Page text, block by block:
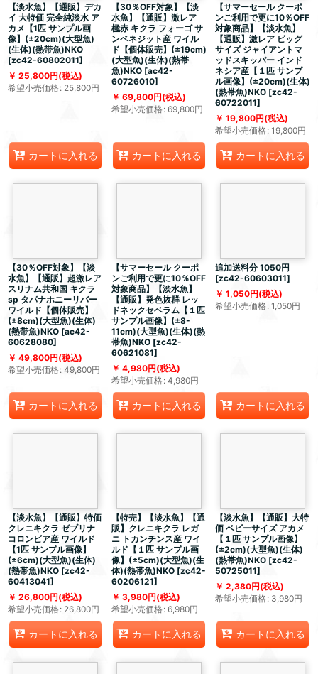
【淡水魚】【通販】デカ
イ 大特価 完全純淡水 ア
カメ【1匹 サンプル画
像】(±20cm)(大型魚)
(生体)(熱帯魚)NKO
[zc42-60802011]
25,800円(税込)
希望小売価格: 25,800円
カートに入れる
【30％OFF対象】【淡
水魚】【通販】激レア
極赤 キクラ フォーゴ サ
ンベネジット産 ワイル
ド【個体販売】(±19cm)
(大型魚)(生体)(熱帯
魚)NKO [ac42-
60726010]
69,800円(税込)
希望小売価格: 69,800円
カートに入れる
【サマーセール クーポ
ンご利用で更に10％OFF
対象商品】【淡水魚】
【通販】激レア ビッグ
サイズ ジャイアントマ
ッドスキッパー インド
ネシア産【１匹 サンプ
ル画像】(±20cm)(生体)
(熱帯魚)NKO [zc42-
60722011]
19,800円(税込)
希望小売価格: 19,800円
カートに入れる
【30％OFF対象】【淡
水魚】【通販】超激レア
スリナム共和国 キクラ
sp タパナホニーリバー
ワイルド【個体販売】
(±8cm)(大型魚)(生体)
(熱帯魚)NKO [ac42-
60628080]
49,800円(税込)
希望小売価格: 49,800円
カートに入れる
【サマーセール クーポ
ンご利用で更に10％OFF
対象商品】【淡水魚】
【通販】発色抜群 レッ
ドネックセベラム【１匹
サンプル画像】(±8-
11cm)(大型魚)(生体)(熱
帯魚)NKO [zc42-
60621081]
4,980円(税込)
希望小売価格: 4,980円
カートに入れる
追加送料分 1050円
[zc42-60603011]
1,050円(税込)
希望小売価格: 1,050円
カートに入れる
【淡水魚】【通販】特価
クレニキクラ ゼブリナ
コロンビア産 ワイルド
【1匹 サンプル画像】
(±6cm)(大型魚)(生体)
(熱帯魚)NKO [zc42-
60413041]
26,800円(税込)
希望小売価格: 26,800円
カートに入れる
【特売】【淡水魚】【通
販】クレニキクラ レガ
ニ トカンチンス産 ワイ
ルド【１匹 サンプル画
像】(±5cm)(大型魚)(生
体)(熱帯魚)NKO [zc42-
60206121]
3,980円(税込)
希望小売価格: 6,980円
カートに入れる
【淡水魚】【通販】大特
価 ベビーサイズ アカメ
【１匹 サンプル画像】
(±2cm)(大型魚)(生体)
(熱帯魚)NKO [zc42-
50725011]
2,380円(税込)
希望小売価格: 3,980円
カートに入れる